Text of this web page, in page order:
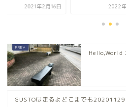
2021年2月16日 2022
GUSTOは走るよどこまでも20201129